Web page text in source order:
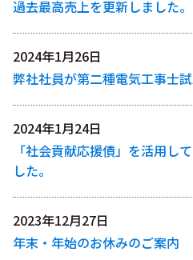
過去最高売上を更新しました。
2024年1月26日
弊社社員が第二種電気工事士
2024年1月24日
「社会貢献応援債」を活用し
した。
2023年12月27日
年末・年始のお休みのご案内